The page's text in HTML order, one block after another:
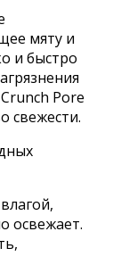
мяту и
и быстро
Pore
свежести.
освежает.